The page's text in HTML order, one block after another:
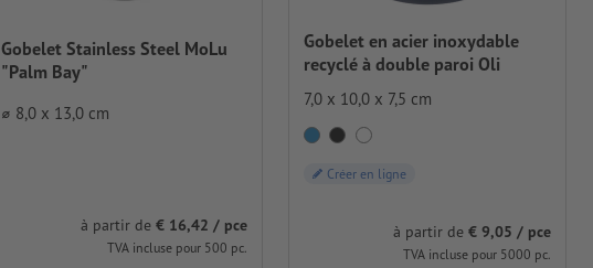
Gobelet Stainless Steel MoLu
"Palm Bay"
⌀ 8,0 x 13,0 cm
à partir de€ 16,42 / pce
TVA incluse pour 500 pc.
Gobelet en acier inoxydable
recyclé à double paroi Oli
7,0 x 10,0 x 7,5 cm
Créer en ligne
à partir de € 9,05 / pce
TVA incluse pour 5000 pc.